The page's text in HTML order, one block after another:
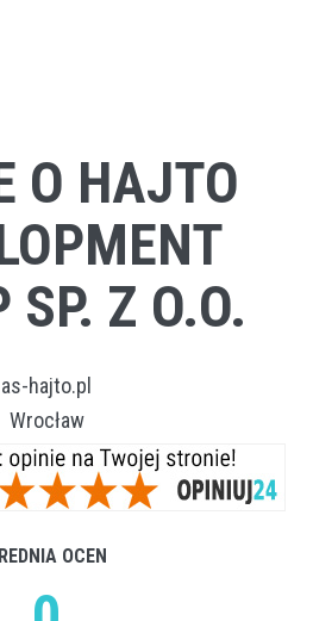
O HAJTO
SP. Z O.O.
as-hajto.pl
Wrocław
OCEN